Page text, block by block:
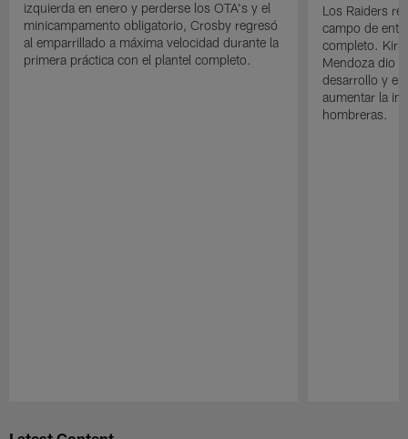
izquierda en enero y perderse los OTA's y el
minicampamento obligatorio, Crosby regresó
al emparrillado a máxima velocidad durante la
primera práctica con el plantel completo.
Los Raiders
campo de
completo. Kirk
Mendoza dio
desarrollo y el
aumentar la
hombreras.